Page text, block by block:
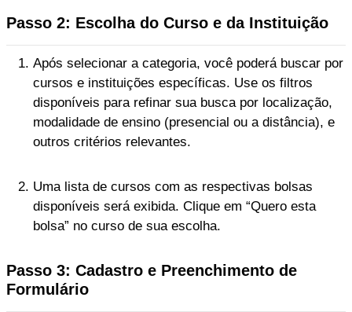
Passo 2: Escolha do Curso e da Instituição
Após selecionar a categoria, você poderá buscar por
cursos e instituições específicas. Use os filtros
disponíveis para refinar sua busca por localização,
modalidade de ensino (presencial ou a distância), e
outros critérios relevantes.
Uma lista de cursos com as respectivas bolsas
disponíveis será exibida. Clique em “Quero esta
bolsa” no curso de sua escolha.
Passo 3: Cadastro e Preenchimento de
Formulário